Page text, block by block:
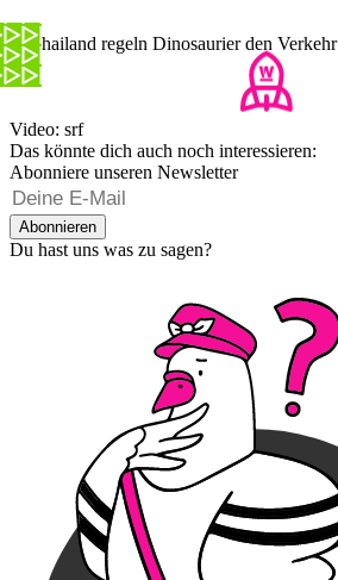
In Thailand regeln Dinosaurier den Verkehr
Video: srf
Das könnte dich auch noch interessieren:
Abonniere unseren Newsletter
Abonnieren
Du hast uns was zu sagen?